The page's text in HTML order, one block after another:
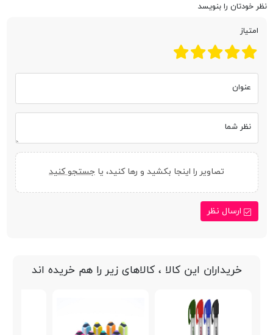
نظر خودتان را بنویسد
امتیاز
عنوان
نظر شما
تصاویر را اینجا بکشید و رها کنید، یا جستجو کنید
ارسال نظر
خریداران این کالا ، کالاهای زیر را هم خریده اند